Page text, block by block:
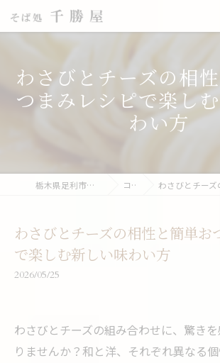
わさびとチーズの相
つまみレシピで楽し
わい方
栃木県足利市の蕎麦なら千勝屋 コラム わさびとチーズの相性と簡単
わさびとチーズの相性と簡単お
で楽しむ新しい味わい方
2026/05/25
わさびとチーズの組み合わせに、驚き
りませんか？和と洋、それぞれ異なる